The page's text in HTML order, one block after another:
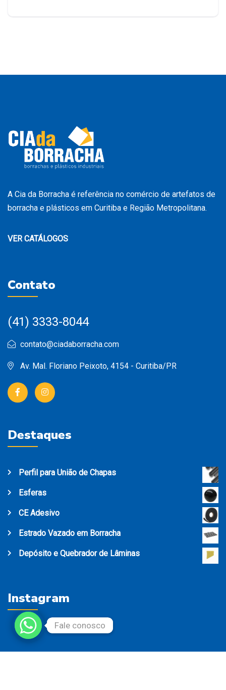
A Cia da Borracha é referência no comércio de artefatos de
borracha e plásticos em Curitiba e Região Metropolitana.
VER CATÁLOGOS
Contato
(41) 3333-8044
contato@ciadaborracha.com
Av. Mal. Floriano Peixoto, 4154 - Curitiba/PR
Destaques
Perfil para União de Chapas
Esferas
CE Adesivo
Estrado Vazado em Borracha
Depósito e Quebrador de Lâminas
Instagram
Fale conosco
Fale conosco